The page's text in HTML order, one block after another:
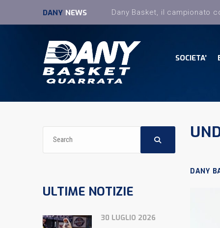
DANY NEWS
SOCIETA’
DANY
ULTIME NOTIZIE
30 LUGLIO 2026